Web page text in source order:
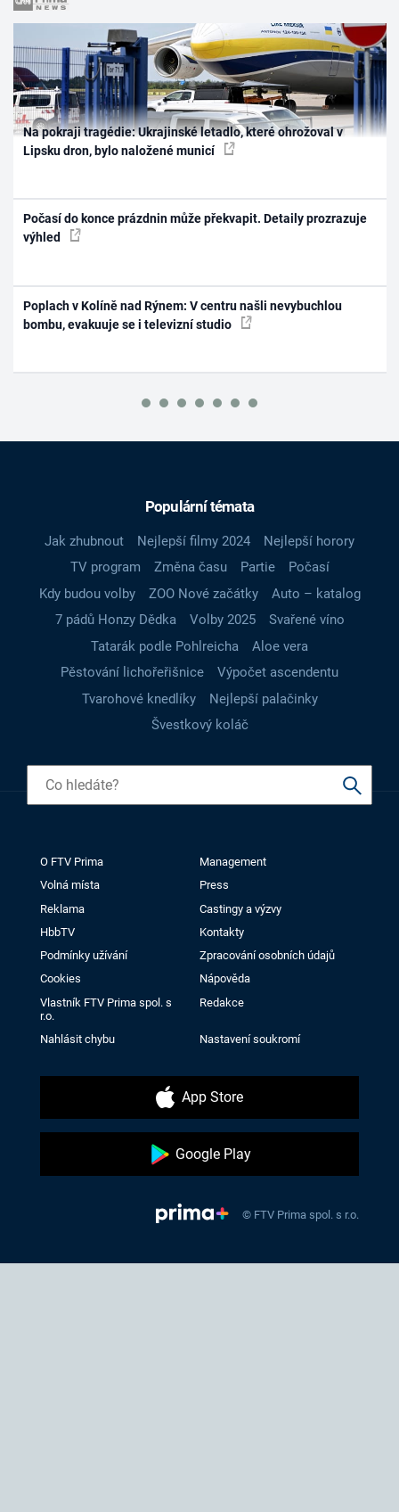
Na pokraji tragédie: Ukrajinské letadlo, které ohrožoval v
Lipsku dron, bylo naložené municí
Počasí do konce prázdnin může překvapit. Detaily prozrazuje
výhled
Poplach v Kolíně nad Rýnem: V centru našli nevybuchlou
bombu, evakuuje se i televizní studio
Populární témata
Jak zhubnout Nejlepší filmy 2024
Nejlepší horory
TV program
Změna času Partie
Počasí
Kdy budou volby
ZOO Nové začátky
Auto – katalog
7 pádů Honzy Dědka
Volby 2025
Svařené víno
Tatarák podle Pohlreicha
Aloe vera
Pěstování lichořeřišnice
Výpočet ascendentu
Tvarohové knedlíky
Nejlepší palačinky
Švestkový koláč
O FTV Prima
Management
Volná místa
Press
Reklama
Castingy a výzvy
HbbTV
Kontakty
Podmínky užívání
Zpracování osobních údajů
Cookies
Nápověda
Vlastník FTV Prima spol. s
r.o.
Redakce
Nahlásit chybu Nastavení soukromí
App Store
Google Play
© FTV Prima spol. s r.o.